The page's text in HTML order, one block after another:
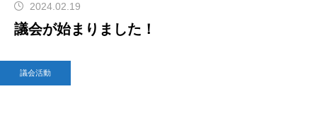
2024.02.19
議会が始まりました！
議会活動